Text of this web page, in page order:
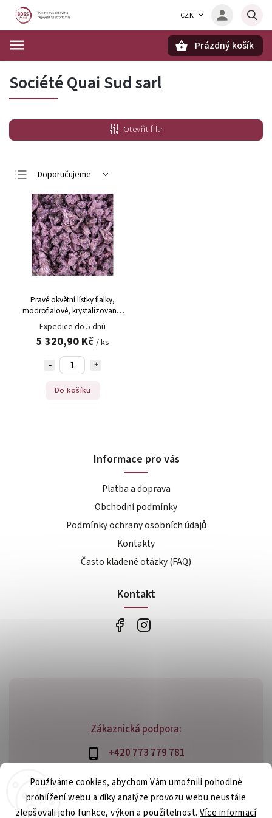
Používáme cookies, abychom Vám umožnili pohodlné
prohlížení webu a díky analýze provozu webu neustále
zlepšovali jeho funkce, výkon a použitelnost. Více informací
CZK
Prázdný košík
Société Quai Sud sarl
Otevřít filtr
Doporučujeme
Nejlevnější
Nejdražší
Nejprodávanější
Abecedně
Pravé okvětní lístky fialky,
modrofialové, krystalizované,
cca 2 cm, jedlé,
Expedice do 5 dnů
5 320,90 Kč / ks
Do košíku
Zákaznická podpora:
+420 773 779 781
info@bossfood.cz
Informace pro vás
Platba a doprava
Obchodní podmínky
Podmínky ochrany osobních údajů
Kontakty
Často kladené otázky (FAQ)
Kontakt